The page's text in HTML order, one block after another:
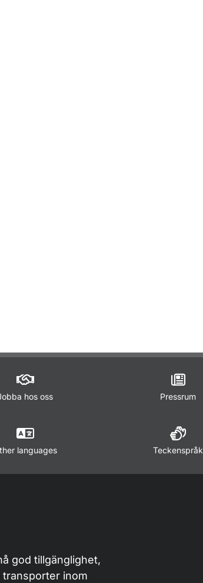
Luftvärdighet
hos oss Pressrum
languages Teckenspråk
god tillgänglighet,
transporter inom